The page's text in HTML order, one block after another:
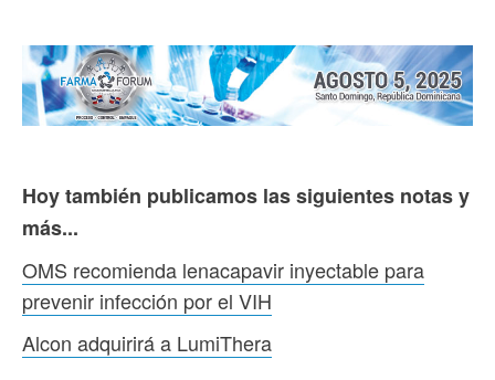
Hoy también publicamos las siguientes notas y
más...
OMS recomienda lenacapavir inyectable para
prevenir infección por el VIH
Alcon adquirirá a LumiThera